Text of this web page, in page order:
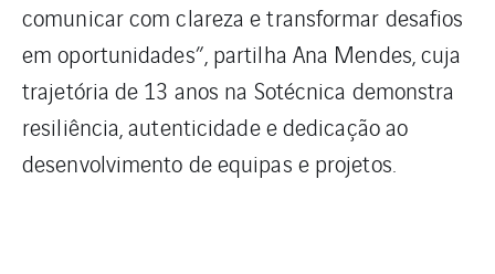
comunicar com clareza e transformar desafios
em oportunidades”, partilha Ana Mendes, cuja
trajetória de 13 anos na Sotécnica demonstra
resiliência, autenticidade e dedicação ao
desenvolvimento de equipas e projetos.